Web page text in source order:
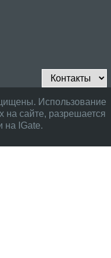
Использование
сайте, разрешается
на IGate.